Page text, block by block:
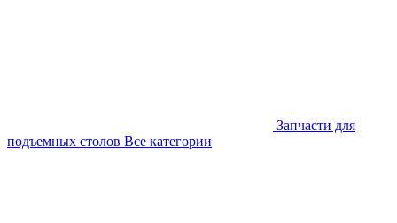
Запчасти для
подъемных столов Все категории